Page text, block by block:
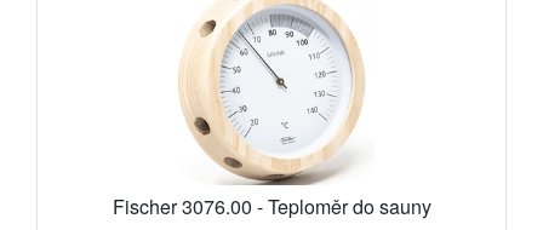
Fischer 3076.00 - Teploměr do sauny